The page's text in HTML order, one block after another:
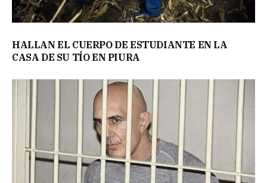
HALLAN EL CUERPO DE ESTUDIANTE EN LA
CASA DE SU TÍO EN PIURA